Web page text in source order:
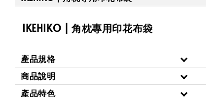
IKEHIKO | 角枕專用印花布袋
產品規格
商品說明
產品特色